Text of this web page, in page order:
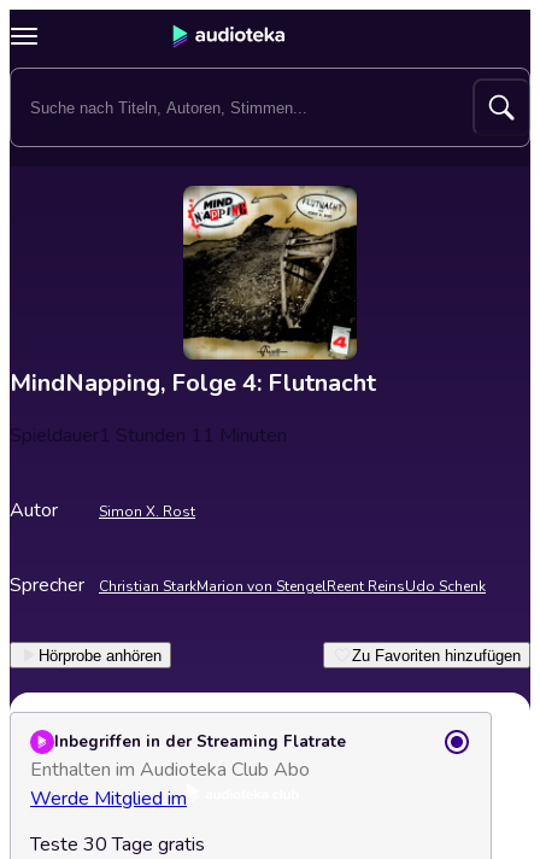
MindNapping, Folge 4: Flutnacht
Spieldauer1 Stunden 11 Minuten
Autor Simon X. Rost
Sprecher Christian StarkMarion von StengelReent ReinsUdo Schenk
Hörprobe anhören Zu Favoriten hinzufügen
Inbegriffen in der Streaming Flatrate
Enthalten im Audioteka Club Abo
Werde Mitglied im
Teste 30 Tage gratis